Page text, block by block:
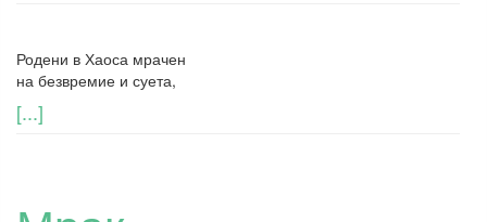
Родени в Хаоса мрачен
на безвремие и суета,
[...]